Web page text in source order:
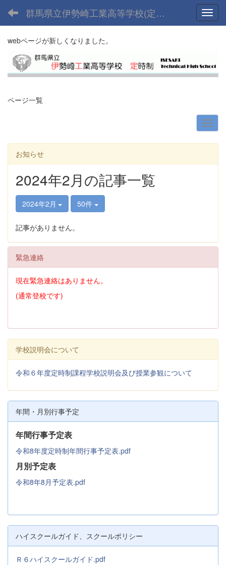
群馬県立伊勢崎工業高等学校(定時制課程)
webページが新しくなりました。
ページ一覧
お知らせ
2024年2月の記事一覧
2024年2月 50件
記事がありません。
緊急連絡
現在緊急連絡はありません。
(通常登校です)
学校説明会について
令和６年度定時制課程学校説明会及び授業参観について
年間・月別行事予定
年間行事予定表
令和8年度定時制年間行事予定表.pdf
月別予定表
令和8年8月予定表.pdf
ハイスクールガイド、スクールポリシー
Ｒ６ハイスクールガイド.pdf